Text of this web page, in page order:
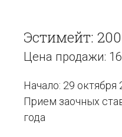
Эстимейт:
Цена продажи:
Начало: 29 октября
Прием заочных
года